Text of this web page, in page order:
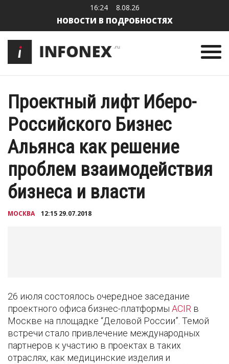
16:24 8.08.26
НОВОСТИ В ПОДРОБНОСТЯХ
Проектный лифт Иберо-
Российского Бизнес
Альянса как решение
проблем взаимодействия
бизнеса и власти
МОСКВА 12:15 29.07.2018
26 июля состоялось очередное заседание
проектного офиса бизнес-платформы ACIR в
Москве на площадке “Деловой России”. Темой
встречи стало привлечение международных
партнеров к участию в проектах в таких
отраслях, как медицинские изделия и